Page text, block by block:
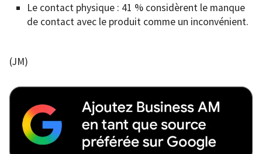
Le contact physique : 41 % considèrent le manque
de contact avec le produit comme un inconvénient.
(JM)